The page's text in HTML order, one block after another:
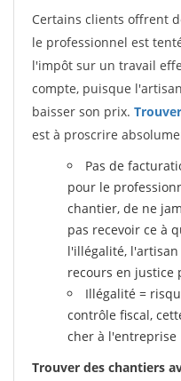
Certains clients offrent
le professionnel est
l'impôt sur un travail
compte, puisque
baisser son prix.
est à proscrire
Pas de
pour le
chantier, de ne
pas recevoir ce à
l'illégalité,
recours en justice
Illégalité =
contrôle fiscal,
cher à l'entreprise
Trouver des chantiers